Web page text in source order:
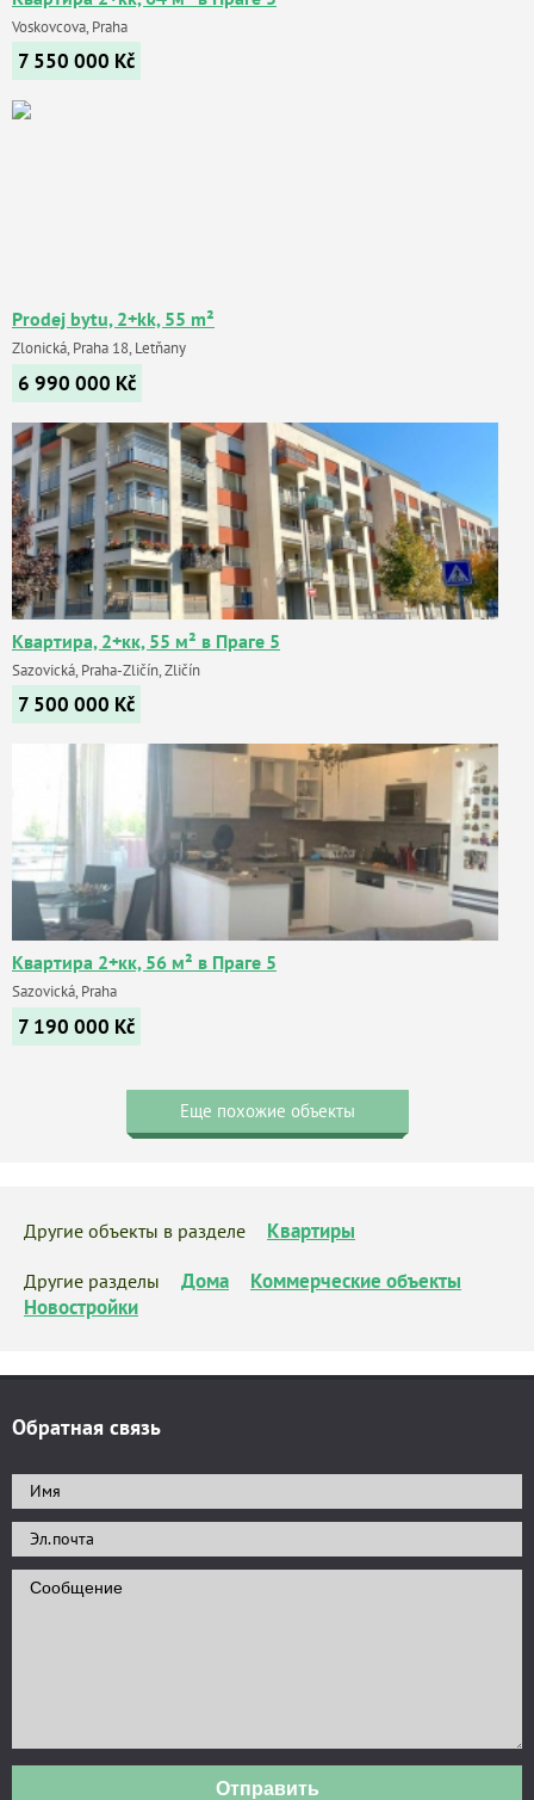
Voskovcova, Praha
7 550 000 Kč
Prodej bytu, 2+kk, 55 m²
Zlonická, Praha 18, Letňany
6 990 000 Kč
Квартира, 2+кк, 55 м² в Праге 5
Sazovická, Praha-Zličín, Zličín
7 500 000 Kč
Квартира 2+кк, 56 м² в Праге 5
Sazovická, Praha
7 190 000 Kč
Еще похожие объекты
Другие объекты в разделе Квартиры
Другие разделы Дома
Коммерческие объекты
Новостройки
Обратная связь
Отправить